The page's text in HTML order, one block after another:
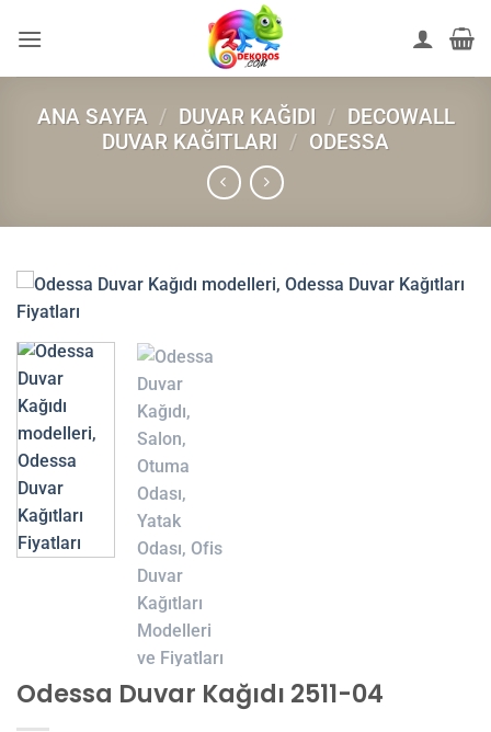
atla
ANA SAYFA / DUVAR KAĞIDI / DECOWALL
DUVAR KAĞITLARI / ODESSA
Odessa Duvar Kağıdı 2511-04